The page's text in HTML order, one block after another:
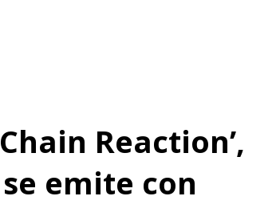
Reaction’,
emite con